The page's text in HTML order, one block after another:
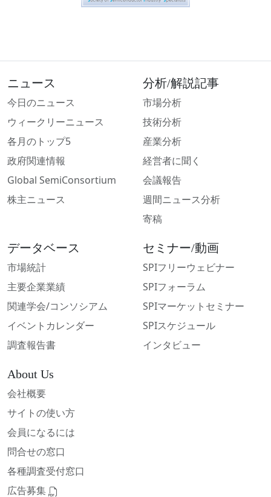
ニュース
今日のニュース
ウィークリーニュース
各月のトップ5
政府関連情報
Global SemiConsortium
株主ニュース
分析/解説記事
市場分析
技術分析
産業分析
経営者に聞く
会議報告
週間ニュース分析
寄稿
データベース
市場統計
主要企業業績
関連学会/コンソシアム
イベントカレンダー
調査報告書
セミナー/動画
SPIフリーウェビナー
SPIフォーラム
SPIマーケットセミナー
SPIスケジュール
インタビュー
About Us
会社概要
サイトの使い方
会員になるには
問合せの窓口
各種調査受付窓口
広告募集